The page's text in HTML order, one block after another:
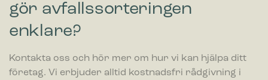
gör avfallssorteringen
enklare?
Kontakta oss och hör mer om hur vi kan hjälpa ditt
företag. Vi erbjuder alltid kostnadsfri rådgivning i